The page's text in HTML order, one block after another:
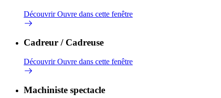
DécouvrirOuvre dans cette fenêtre
Cadreur / Cadreuse
DécouvrirOuvre dans cette fenêtre
Machiniste spectacle